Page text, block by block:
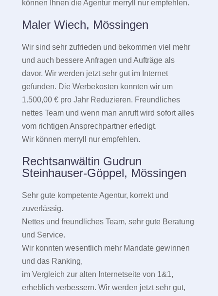
können Ihnen die Agentur merryll nur empfehlen.
Maler Wiech, Mössingen
Wir sind sehr zufrieden und bekommen viel mehr
und auch bessere Anfragen und Aufträge als
davor. Wir werden jetzt sehr gut im Internet
gefunden. Die Werbekosten konnten wir um
1.500,00 € pro Jahr Reduzieren. Freundliches
nettes Team und wenn man anruft wird sofort alles
vom richtigen Ansprechpartner erledigt.
Wir können merryll nur empfehlen.
Rechtsanwältin Gudrun
Steinhauser-Göppel, Mössingen
Sehr gute kompetente Agentur, korrekt und
zuverlässig.
Nettes und freundliches Team, sehr gute Beratung
und Service.
Wir konnten wesentlich mehr Mandate gewinnen
und das Ranking,
im Vergleich zur alten Internetseite von 1&1,
erheblich verbessern. Wir werden jetzt sehr gut,